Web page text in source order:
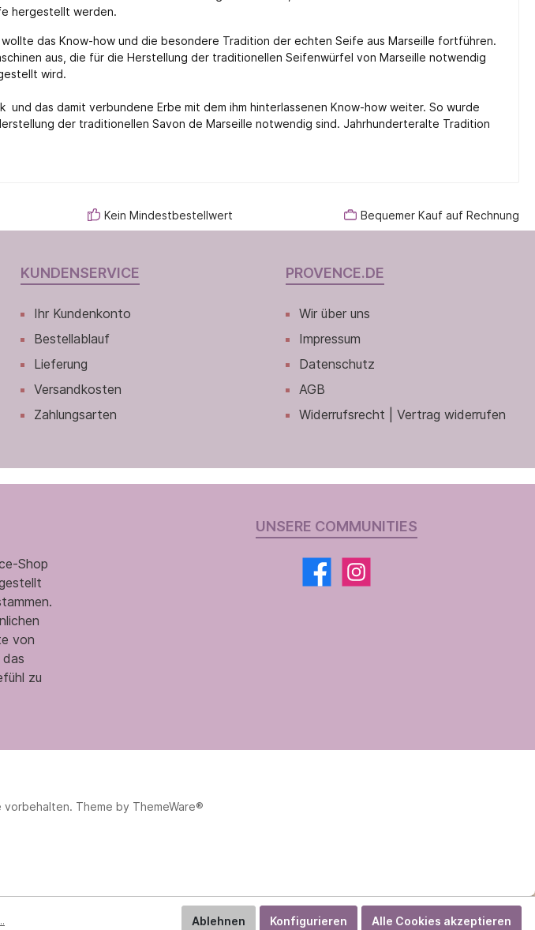
hergestellt werden.
das Know-how und die besondere Tradition der echten Seife aus Marseille fortführen.
aus, die für die Herstellung der traditionellen Seifenwürfel von Marseille notwendig
wird.
das damit verbundene Erbe mit dem ihm hinterlassenen Know-how weiter. So wurde
der traditionellen Savon de Marseille notwendig sind. Jahrhunderteralte Tradition
Kein Mindestbestellwert Bequemer Kauf auf Rechnung
KUNDENSERVICE
Ihr Kundenkonto
Bestellablauf
Lieferung
Versandkosten
Zahlungsarten
PROVENCE.DE
Wir über uns
Impressum
Datenschutz
AGB
Widerrufsrecht | Vertrag widerrufen
Shop
von
zu
UNSERE COMMUNITIES
vorbehalten. Theme by ThemeWare®
Ablehnen Konfigurieren Alle Cookies akzeptieren